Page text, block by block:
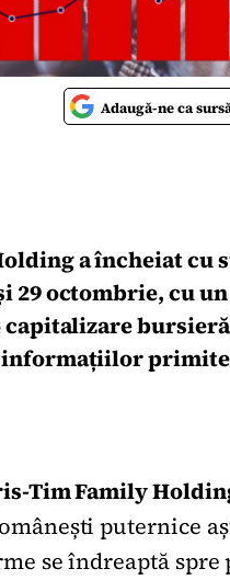
Adaugă-ne ca
a încheiat cu
29 octombrie, cu
primite
Tim Family
puternice
se îndreaptă